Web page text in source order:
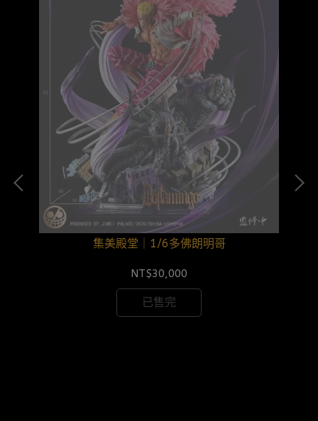
集美殿堂｜1/6多佛朗明哥
NT$30,000
已售完